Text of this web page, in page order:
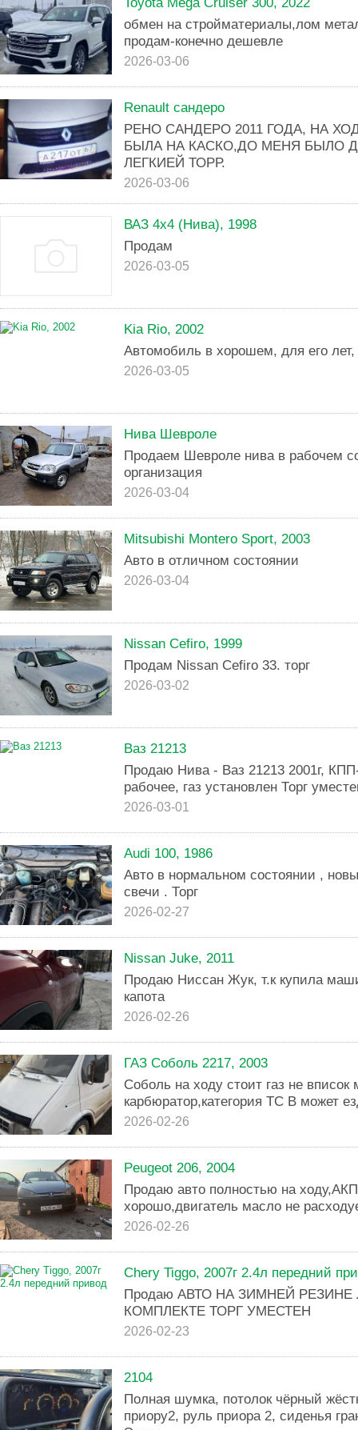
обмен на стройматериалы,лом
продам-конечно дешевле
2026-03-06
Renault сандеро
РЕНО САНДЕРО 2011 ГОДА, НА
БЫЛА НА КАСКО,ДО МЕНЯ БЫЛО
ЛЕГКИЕЙ ТОРР.
2026-03-06
ВАЗ 4x4 (Нива), 1998
Продам
2026-03-05
Kia Rio, 2002
Автомобиль в хорошем, для его лет,
2026-03-05
Нива Шевроле
Продаем Шевроле нива в рабочем
организация
2026-03-04
Mitsubishi Montero Sport, 2003
Авто в отличном состоянии
2026-03-04
Nissan Cefiro, 1999
Продам Nissan Cefiro 33. торг
2026-03-02
Ваз 21213
Продаю Нива - Ваз 21213 2001г,
рабочее, газ установлен Торг
2026-03-01
Audi 100, 1986
Авто в нормальном состоянии ,
свечи . Торг
2026-02-27
Nissan Juke, 2011
Продаю Ниссан Жук, т.к купила
капота
2026-02-26
ГАЗ Соболь 2217, 2003
Соболь на ходу стоит газ не вписок
карбюратор,категория ТС В может
2026-02-26
Peugeot 206, 2004
Продаю авто полностью на
хорошо,двигатель масло не
2026-02-26
Chery Tiggo, 2007г 2.4л передний
Продаю АВТО НА ЗИМНЕЙ
КОМПЛЕКТЕ ТОРГ УМЕСТЕН
2026-02-23
2104
Полная шумка, потолок чёрный
приору2, руль приора 2, сиденья